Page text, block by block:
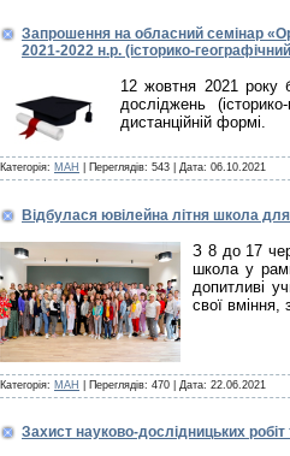
Запрошення на обласний семінар
2021-2022 н.р. (історико-
12 жовтня 2021 року
досліджень
дистанційній формі.
Категорія: МАН | Переглядів: 543 | Дата: 06.10.2021
Відбулася ювілейна літня школа для
З 8 до 17
школа у
допитливі
свої вміння,
Категорія: МАН | Переглядів: 470 | Дата: 22.06.2021
Захист науково-дослідницьких